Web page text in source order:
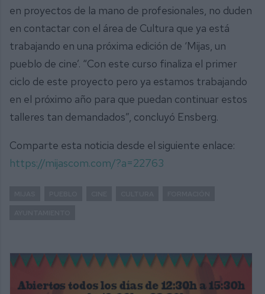
en proyectos de la mano de profesionales, no duden
en contactar con el área de Cultura que ya está
trabajando en una próxima edición de ‘Mijas, un
pueblo de cine’. “Con este curso finaliza el primer
ciclo de este proyecto pero ya estamos trabajando
en el próximo año para que puedan continuar estos
talleres tan demandados”, concluyó Ensberg.
Comparte esta noticia desde el siguiente enlace:
https://mijascom.com/?a=22763